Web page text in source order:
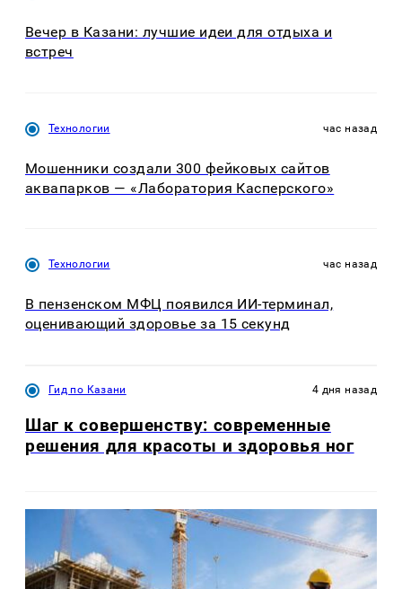
Вечер в Казани: лучшие идеи для отдыха и
встреч
Технологии час назад
Мошенники создали 300 фейковых сайтов
аквапарков — «Лаборатория Касперского»
Технологии час назад
В пензенском МФЦ появился ИИ-терминал,
оценивающий здоровье за 15 секунд
Гид по Казани 4 дня назад
Шаг к совершенству: современные
решения для красоты и здоровья ног